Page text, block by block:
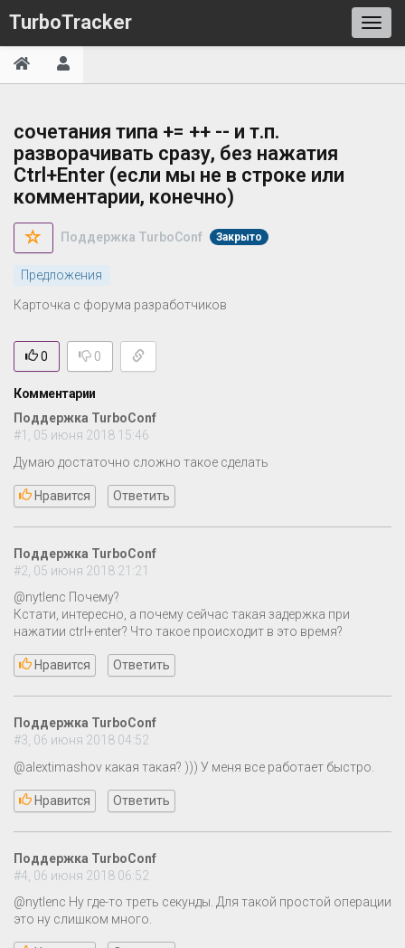
TurboTracker
сочетания типа += ++ -- и т.п.
разворачивать сразу, без нажатия
Ctrl+Enter (если мы не в строке или
комментарии, конечно)
Поддержка TurboConf Закрыто
Предложения
Карточка с форума разработчиков
0 0
Комментарии
Поддержка TurboConf
#1, 05 июня 2018 15:46
Думаю достаточно сложно такое сделать
Нравится Ответить
Поддержка TurboConf
#2, 05 июня 2018 21:21
@nytlenc Почему?
Кстати, интересно, а почему сейчас такая задержка при
нажатии ctrl+enter? Что такое происходит в это время?
Нравится Ответить
Поддержка TurboConf
#3, 06 июня 2018 04:52
@alextimashov какая такая? ))) У меня все работает быстро.
Нравится Ответить
Поддержка TurboConf
#4, 06 июня 2018 06:52
@nytlenc Ну где-то треть секунды. Для такой простой операции
это ну слишком много.